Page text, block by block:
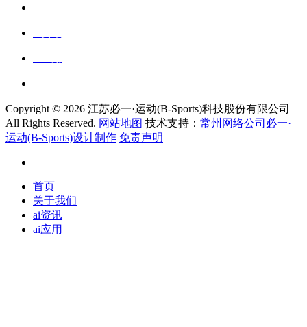
Copyright © 2026 江苏必一·运动(B-Sports)科技股份有限公司
All Rights Reserved. 网站地图 技术支持： 常州网络公司必一·
运动(B-Sports)设计制作 免责声明
首页
关于我们
ai资讯
ai应用